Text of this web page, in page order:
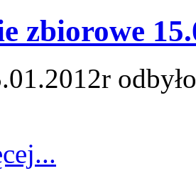
zbiorowe